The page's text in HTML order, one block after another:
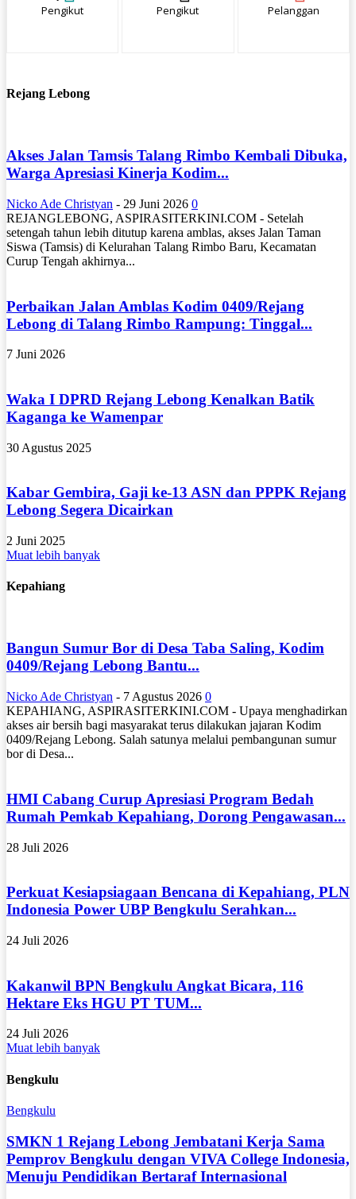
Pengikut Pengikut Pelanggan
Rejang Lebong
Akses Jalan Tamsis Talang Rimbo Kembali Dibuka,
Warga Apresiasi Kinerja Kodim...
Nicko Ade Christyan - 29 Juni 2026 0
REJANGLEBONG, ASPIRASITERKINI.COM - Setelah
setengah tahun lebih ditutup karena amblas, akses Jalan Taman
Siswa (Tamsis) di Kelurahan Talang Rimbo Baru, Kecamatan
Curup Tengah akhirnya...
Perbaikan Jalan Amblas Kodim 0409/Rejang
Lebong di Talang Rimbo Rampung: Tinggal...
7 Juni 2026
Waka I DPRD Rejang Lebong Kenalkan Batik
Kaganga ke Wamenpar
30 Agustus 2025
Kabar Gembira, Gaji ke-13 ASN dan PPPK Rejang
Lebong Segera Dicairkan
2 Juni 2025
Muat lebih banyak
Kepahiang
Bangun Sumur Bor di Desa Taba Saling, Kodim
0409/Rejang Lebong Bantu...
Nicko Ade Christyan - 7 Agustus 2026 0
KEPAHIANG, ASPIRASITERKINI.COM - Upaya menghadirkan
akses air bersih bagi masyarakat terus dilakukan jajaran Kodim
0409/Rejang Lebong. Salah satunya melalui pembangunan sumur
bor di Desa...
HMI Cabang Curup Apresiasi Program Bedah
Rumah Pemkab Kepahiang, Dorong Pengawasan...
28 Juli 2026
Perkuat Kesiapsiagaan Bencana di Kepahiang, PLN
Indonesia Power UBP Bengkulu Serahkan...
24 Juli 2026
Kakanwil BPN Bengkulu Angkat Bicara, 116
Hektare Eks HGU PT TUM...
24 Juli 2026
Muat lebih banyak
Bengkulu
Bengkulu
SMKN 1 Rejang Lebong Jembatani Kerja Sama
Pemprov Bengkulu dengan VIVA College Indonesia,
Menuju Pendidikan Bertaraf Internasional